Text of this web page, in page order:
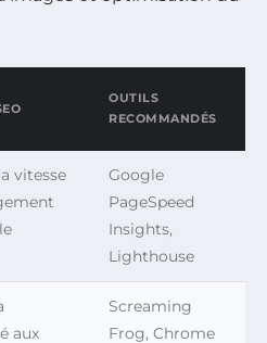
OUTILS
RECOMMANDÉS
vitesse
Google
PageSpeed
Insights,
Lighthouse
aux
Screaming
Frog, Chrome